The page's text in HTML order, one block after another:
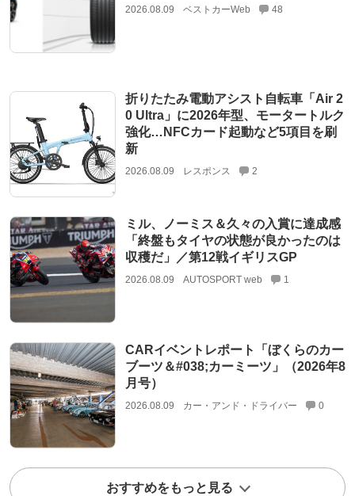
2026.08.09 ベストカーWeb 48
折りたたみ電動アシスト自転車「Air 2
0 Ultra」に2026年型、モータートルク
強化…NFCカード起動など5項目を刷
新
2026.08.09 レスポンス 2
ミル、ノーミス＆久々の入賞に達成感
「終盤もタイヤの状態が良かったのは
収穫だ」／第12戦イギリスGP
2026.08.09 AUTOSPORT web 1
CARイベントレポート「ぼくらのカー
ブーツ＆#038;カーミーツ」（2026年8
月号）
2026.08.09 カー・アンド・ドライバー 0
おすすめをもっと見る